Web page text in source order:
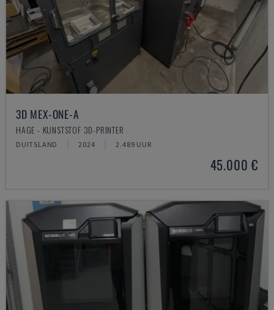
3D MEX-ONE-A
HAGE - KUNSTSTOF 3D-PRINTER
DUITSLAND 2024 2.489 UUR
45.000 €